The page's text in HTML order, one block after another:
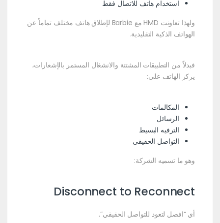
استخدام هاتف للاتصال فقط
ولهذا تعاونت HMD مع Barbie لإطلاق هاتف مختلف تماماً عن
الهواتف الذكية التقليدية.
فبدلاً من التطبيقات المشتتة والانشغال المستمر بالإشعارات،
يركز الهاتف على:
المكالمات
الرسائل
الترفيه البسيط
التواصل الحقيقي
وهو ما تسميه الشركة:
Disconnect to Reconnect
أي “افصل لتعود للتواصل الحقيقي”.